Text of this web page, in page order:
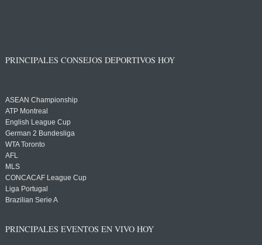
PRINCIPALES CONSEJOS DEPORTIVOS HOY
ASEAN Championship
ATP Montreal
English League Cup
German 2 Bundesliga
WTA Toronto
AFL
MLS
CONCACAF League Cup
Liga Portugal
Brazilian Serie A
PRINCIPALES EVENTOS EN VIVO HOY